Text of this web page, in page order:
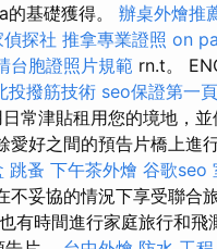
的基礎獲得。 辦桌外燴推
探社 推拿專業證照 on
台胞證照片規範 rn.t。
投撥筋技術 seo保證第一頁
常津貼租用您的境地，並
好之間的預告片橋上進
跳蚤 下午茶外燴 谷歌seo
妥協的情況下享受聯合
有時間進行家庭旅行和飛